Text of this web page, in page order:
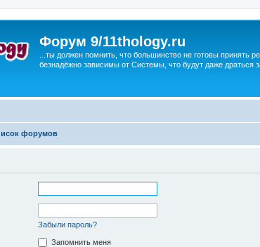
Форум 9/11thology.ru
...ты должен помнить, что большинство не готовы принять
безнадёжно зависимы от Системы, что будут даже драться
форумов
Забыли пароль?
Запомнить меня